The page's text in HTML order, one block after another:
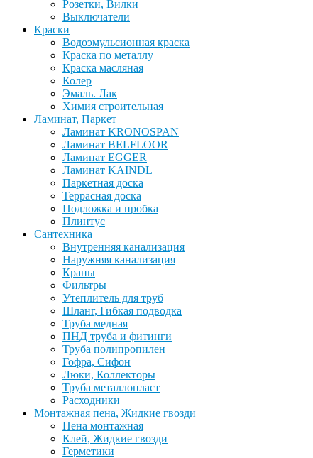
Розетки, Вилки
Выключатели
Краски
Водоэмульсионная краска
Краска по металлу
Краска масляная
Колер
Эмаль. Лак
Химия строительная
Ламинат, Паркет
Ламинат KRONOSPAN
Ламинат BELFLOOR
Ламинат EGGER
Ламинат KAINDL
Паркетная доска
Террасная доска
Подложка и пробка
Плинтус
Сантехника
Внутренняя канализация
Наружняя канализация
Краны
Фильтры
Утеплитель для труб
Шланг, Гибкая подводка
Труба медная
ПНД труба и фитинги
Труба полипропилен
Гофра, Сифон
Люки, Коллекторы
Труба металлопласт
Расходники
Монтажная пена, Жидкие гвозди
Пена монтажная
Клей, Жидкие гвозди
Герметики